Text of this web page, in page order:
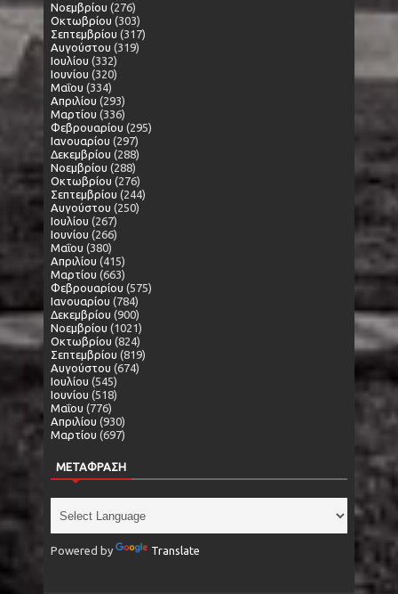
Νοεμβρίου (276)
Οκτωβρίου (303)
Σεπτεμβρίου (317)
Αυγούστου (319)
Ιουλίου (332)
Ιουνίου (320)
Μαΐου (334)
Απριλίου (293)
Μαρτίου (336)
Φεβρουαρίου (295)
Ιανουαρίου (297)
Δεκεμβρίου (288)
Νοεμβρίου (288)
Οκτωβρίου (276)
Σεπτεμβρίου (244)
Αυγούστου (250)
Ιουλίου (267)
Ιουνίου (266)
Μαΐου (380)
Απριλίου (415)
Μαρτίου (663)
Φεβρουαρίου (575)
Ιανουαρίου (784)
Δεκεμβρίου (900)
Νοεμβρίου (1021)
Οκτωβρίου (824)
Σεπτεμβρίου (819)
Αυγούστου (674)
Ιουλίου (545)
Ιουνίου (518)
Μαΐου (776)
Απριλίου (930)
Μαρτίου (697)
ΜΕΤΑΦΡΑΣΗ
Powered by Translate